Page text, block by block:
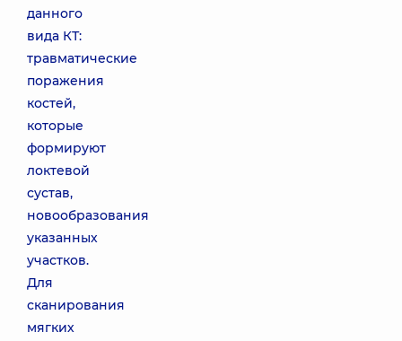
данного
вида КТ:
травматические
поражения
костей,
которые
формируют
локтевой
сустав,
новообразования
указанных
участков.
Для
сканирования
мягких